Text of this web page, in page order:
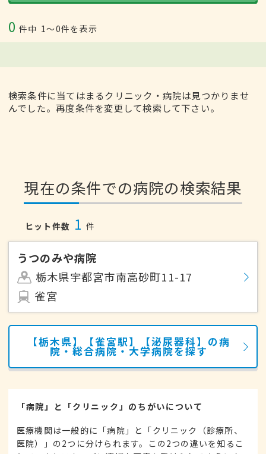
0 件中 1〜0件を表示
検索条件に当てはまるクリニック・病院は見つかりませ
んでした。再度条件を変更して検索して下さい。
現在の条件での病院の検索結果
ヒット件数 1 件
うつのみや病院
栃木県宇都宮市南高砂町11-17
雀宮
【栃木県】【雀宮駅】【泌尿器科】の病
院・総合病院・大学病院を探す
「病院」と「クリニック」のちがいについて
医療機関は一般的に「病院」と「クリニック（診療所、
医院）」の2つに分けられます。この2つの違いを知るこ